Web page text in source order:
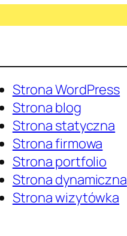
Strona WordPress
Strona blog
Strona statyczna
Strona firmowa
Strona portfolio
Strona dynamiczna
Strona wizytówka